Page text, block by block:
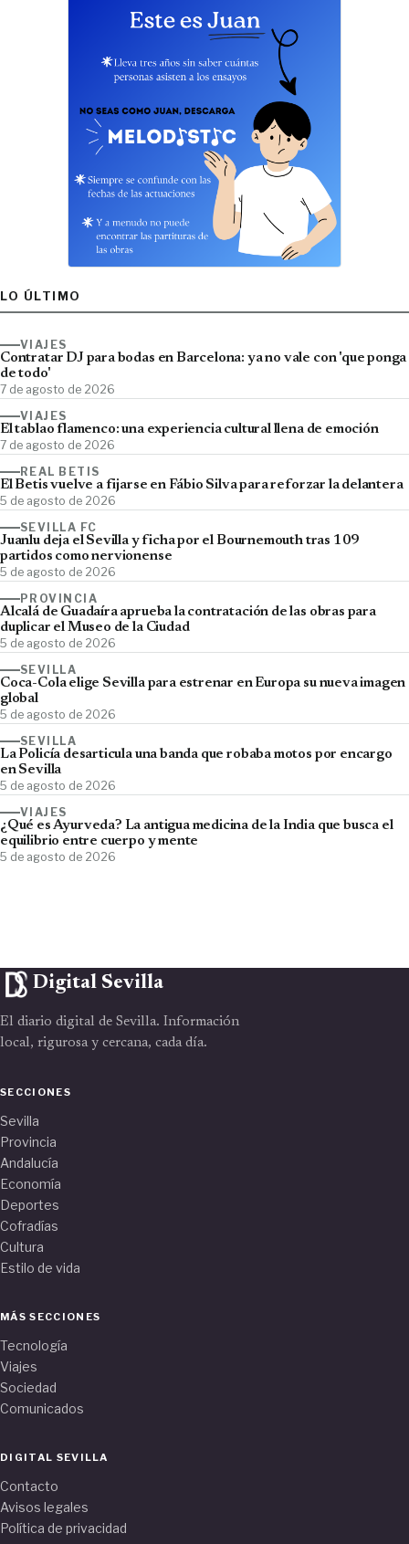
LO ÚLTIMO
VIAJES
Contratar DJ para bodas en Barcelona: ya no vale con 'que ponga
de todo'
7 de agosto de 2026
VIAJES
El tablao flamenco: una experiencia cultural llena de emoción
7 de agosto de 2026
REAL BETIS
El Betis vuelve a fijarse en Fábio Silva para reforzar la delantera
5 de agosto de 2026
SEVILLA FC
Juanlu deja el Sevilla y ficha por el Bournemouth tras 109
partidos como nervionense
5 de agosto de 2026
PROVINCIA
Alcalá de Guadaíra aprueba la contratación de las obras para
duplicar el Museo de la Ciudad
5 de agosto de 2026
SEVILLA
Coca-Cola elige Sevilla para estrenar en Europa su nueva imagen
global
5 de agosto de 2026
SEVILLA
La Policía desarticula una banda que robaba motos por encargo
en Sevilla
5 de agosto de 2026
VIAJES
¿Qué es Ayurveda? La antigua medicina de la India que busca el
equilibrio entre cuerpo y mente
5 de agosto de 2026
Digital Sevilla
El diario digital de Sevilla. Información
local, rigurosa y cercana, cada día.
SECCIONES
Sevilla
Provincia
Andalucía
Economía
Deportes
Cofradías
Cultura
Estilo de vida
MÁS SECCIONES
Tecnología
Viajes
Sociedad
Comunicados
DIGITAL SEVILLA
Contacto
Avisos legales
Política de privacidad